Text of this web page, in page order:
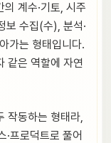
계수·기토, 시주
보 수집(수), 분석·
가는 형태입니다.
같은 역할에 자연
작동하는 형태라,
프로덕트로 풀어